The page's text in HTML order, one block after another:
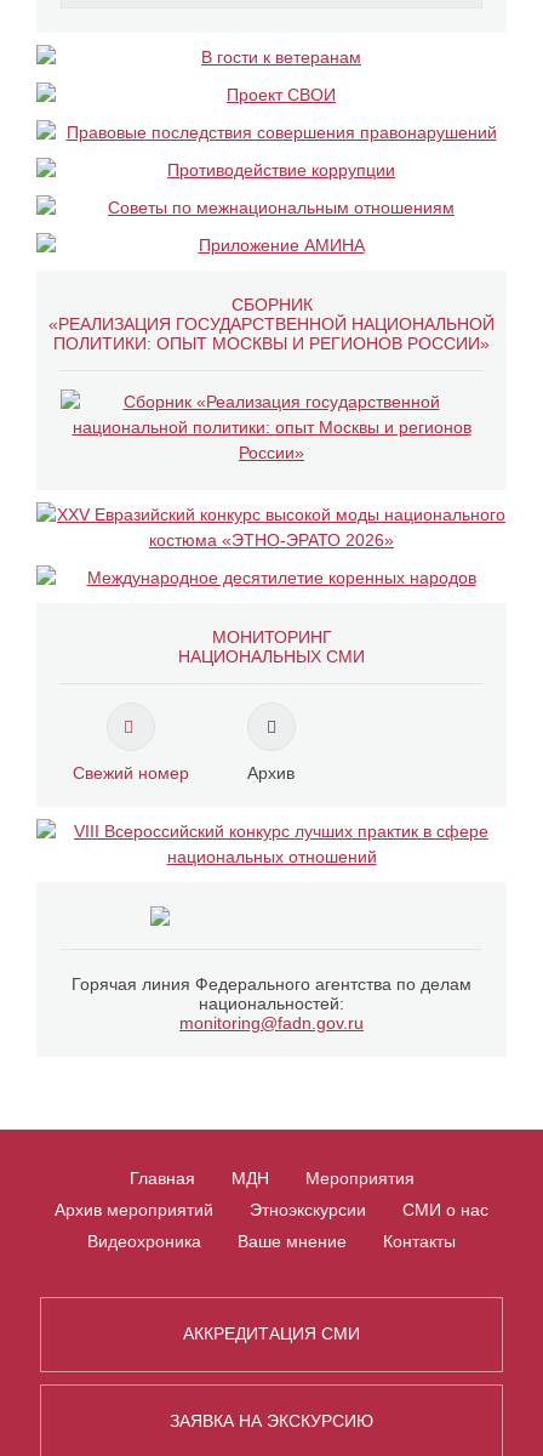
СБОРНИК
«РЕАЛИЗАЦИЯ ГОСУДАРСТВЕННОЙ НАЦИОНАЛЬНОЙ
ПОЛИТИКИ: ОПЫТ МОСКВЫ И РЕГИОНОВ РОССИИ»
МОНИТОРИНГ
НАЦИОНАЛЬНЫХ СМИ
Свежий номер Архив
Горячая линия Федерального агентства по делам
национальностей:
monitoring@fadn.gov.ru
Главная МДН
Мероприятия
Архив мероприятий
Этноэкскурсии
СМИ о нас
Видеохроника
Ваше мнение Контакты
АККРЕДИТАЦИЯ СМИ
ЗАЯВКА НА ЭКСКУРСИЮ